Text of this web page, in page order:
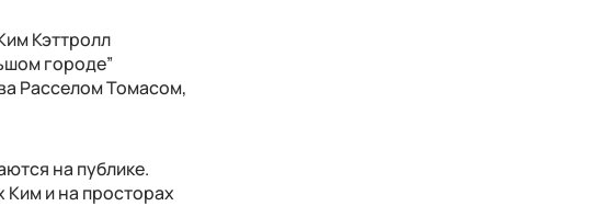
Кэттролл
городе”
Расселом Томасом,
на публике.
Ким и на просторах